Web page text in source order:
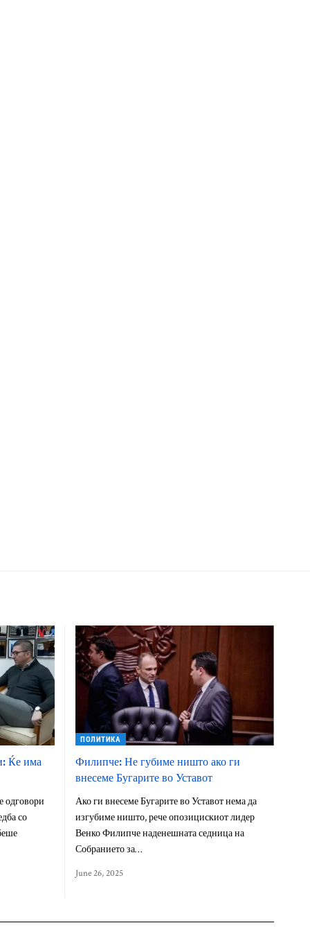
Ќе има
одговори
со
ПОЛИТИКА
Филипче: Не губиме ништо ако ги
внесеме Бугарите во Уставот
Ако ги внесеме Бугарите во Уставот нема да
изгубиме ништо, рече опозицискиот лидер
Венко Филипче наденешната седница на
Собранието за…
June 26, 2025